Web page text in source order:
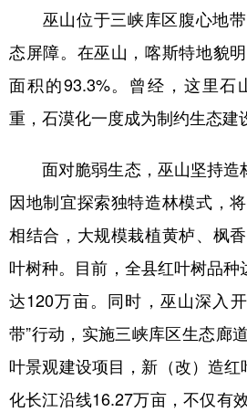
巫山位于三峡库区腹心地带
态屏障。在巫山，喀斯特地貌
面积的93.3%。曾经，这里石
重，石漠化一度成为制约生态建
面对脆弱生态，巫山坚持造
因地制宜探索独特造林模式，
相结合，大规模栽植黄栌、枫
叶树种。目前，全县红叶树品
达120万亩。同时，巫山深入
带”行动，实施三峡库区生态廊
叶景观建设项目，新（改）造
化长江沿线16.27万亩，不仅有